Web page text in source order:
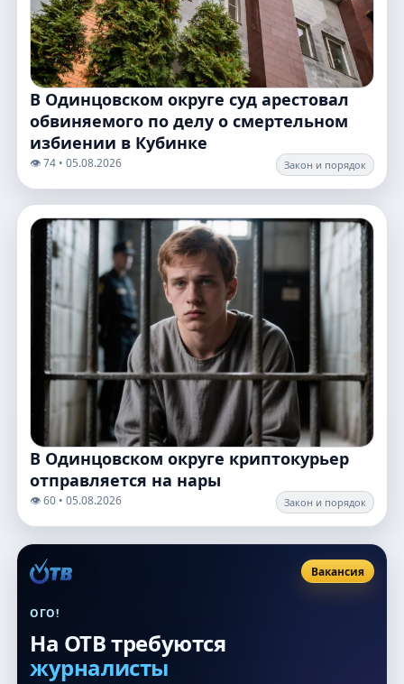
В Одинцовском округе суд арестовал
обвиняемого по делу о смертельном
избиении в Кубинке
👁️ 74 • 05.08.2026 Закон и порядок
В Одинцовском округе криптокурьер
отправляется на нары
👁️ 60 • 05.08.2026 Закон и порядок
Вакансия
ОГО!
На ОТВ требуются
журналисты